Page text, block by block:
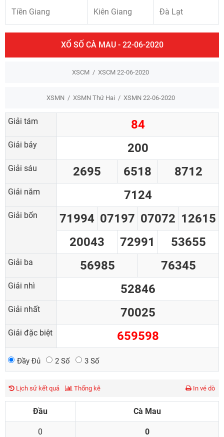
Tiền Giang Kiên Giang Đà Lạt
XỔ SỐ CÀ MAU - 22-06-2020
XSCM XSCM 22-06-2020
XSMN XSMN Thứ Hai XSMN 22-06-2020
Giải tám 84
Giải bảy 200
Giải sáu 2695 6518 8712
Giải năm 7124
Giải bốn 71994 07197 07072 12615
20043
72991 53655
Giải ba 56985 76345
Giải nhì 52846
Giải nhất 70025
Giải đặc biệt 659598
Đầy Đủ 2 Số 3 Số
Lịch sử kết quả Thống kê In vé dò
Đầu Cà Mau
0 0